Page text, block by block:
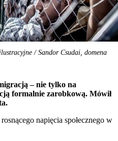
/ Sandor Csudai, domena
– nie tylko na
formalnie zarobkową. Mówił
napięcia społecznego w